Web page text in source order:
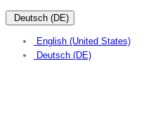
Deutsch (DE)
English (United States)
Deutsch (DE)